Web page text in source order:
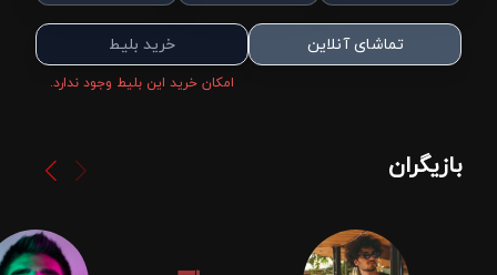
تماشای آنلاین خرید بلیط
امکان خرید این بلیط وجود ندارد.
بازیگران